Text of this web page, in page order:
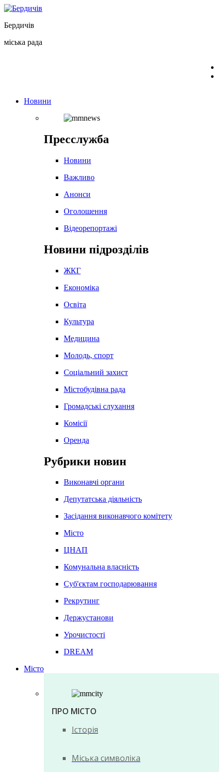
Перейти
вмісту
Бердичів
міська рада
Новини
Пресслужба
Новини
Важливо
Анонси
Оголошення
Відеорепортажі
Новини підрозділів
ЖКГ
Економіка
Освіта
Культура
Медицина
Молодь, спорт
Соціальний захист
Містобудівна рада
Громадські слухання
Комісії
Оренда
Рубрики новин
Виконавчі органи
Депутатська діяльність
Засідання виконавчого комітету
Місто
ЦНАП
Комунальна власність
Суб'єктам господарювання
Рекрутинг
Держустанови
Урочистості
DREAM
Місто
ПРО МІСТО
Історія
Міська символіка